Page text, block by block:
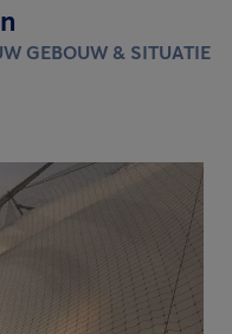
GEBOUW & SITUATIE